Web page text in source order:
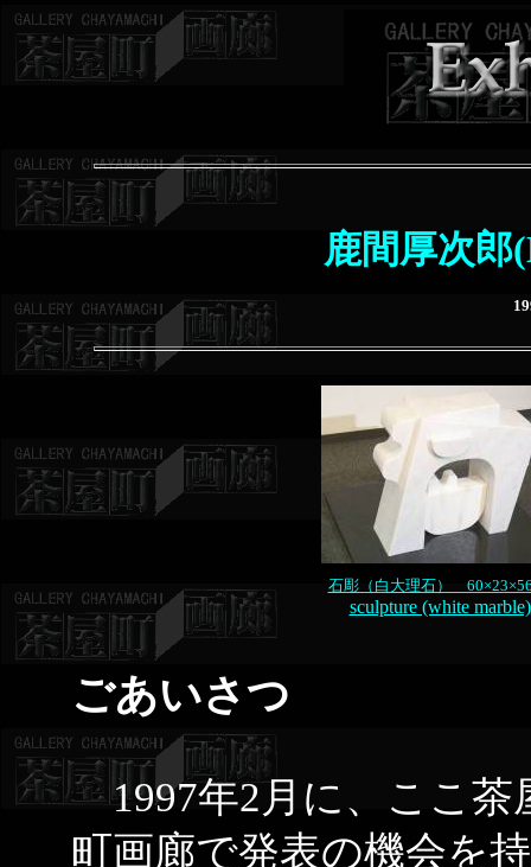
鹿間厚次郎
石彫（白大理石）
sculpture (white marble)
ごあいさつ
1997年2月に、ここ茶
町画廊で発表の機会を